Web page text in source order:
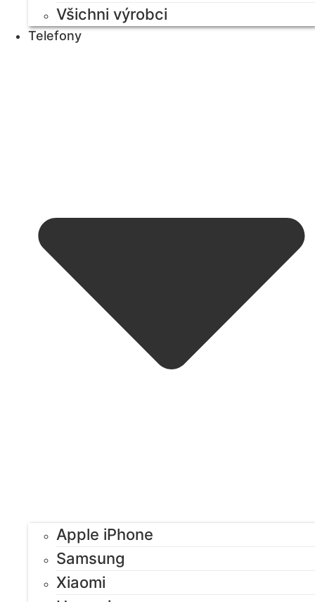
Všichni výrobci
Telefony
Apple iPhone
Samsung
Xiaomi